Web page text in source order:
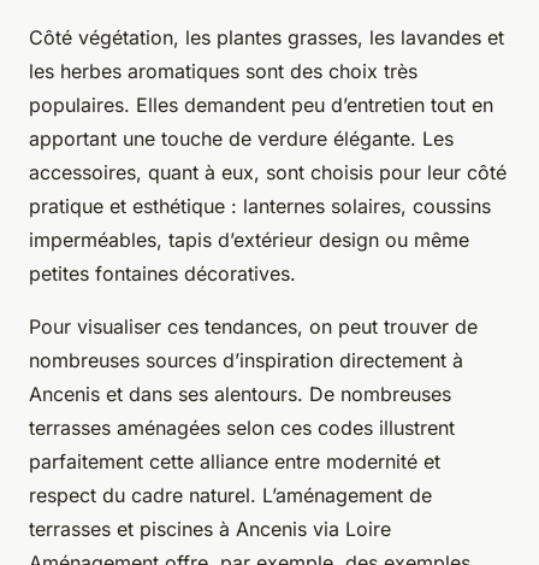
Côté végétation, les plantes grasses, les lavandes et
les herbes aromatiques sont des choix très
populaires. Elles demandent peu d’entretien tout en
apportant une touche de verdure élégante. Les
accessoires, quant à eux, sont choisis pour leur côté
pratique et esthétique : lanternes solaires, coussins
imperméables, tapis d’extérieur design ou même
petites fontaines décoratives.
Pour visualiser ces tendances, on peut trouver de
nombreuses sources d’inspiration directement à
Ancenis et dans ses alentours. De nombreuses
terrasses aménagées selon ces codes illustrent
parfaitement cette alliance entre modernité et
respect du cadre naturel. L’aménagement de
terrasses et piscines à Ancenis via Loire